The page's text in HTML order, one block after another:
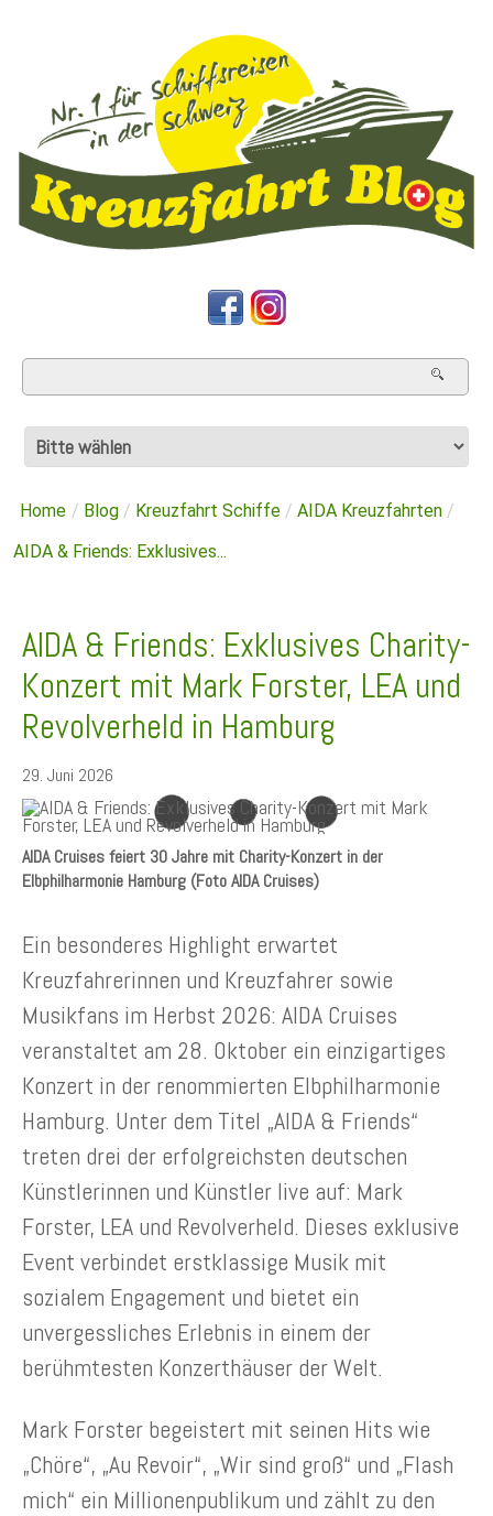
Home / Blog / Kreuzfahrt Schiffe / AIDA Kreuzfahrten /
AIDA & Friends: Exklusives...
AIDA & Friends: Exklusives Charity-
Konzert mit Mark Forster, LEA und
Revolverheld in Hamburg
29. Juni 2026
AIDA Cruises feiert 30 Jahre mit Charity-Konzert in der
Elbphilharmonie Hamburg (Foto AIDA Cruises)
Ein besonderes Highlight erwartet
Kreuzfahrerinnen und Kreuzfahrer sowie
Musikfans im Herbst 2026: AIDA Cruises
veranstaltet am 28. Oktober ein einzigartiges
Konzert in der renommierten Elbphilharmonie
Hamburg. Unter dem Titel „AIDA & Friends“
treten drei der erfolgreichsten deutschen
Künstlerinnen und Künstler live auf: Mark
Forster, LEA und Revolverheld. Dieses exklusive
Event verbindet erstklassige Musik mit
sozialem Engagement und bietet ein
unvergessliches Erlebnis in einem der
berühmtesten Konzerthäuser der Welt.
Mark Forster begeistert mit seinen Hits wie
„Chöre“, „Au Revoir“, „Wir sind groß“ und „Flash
mich“ ein Millionenpublikum und zählt zu den